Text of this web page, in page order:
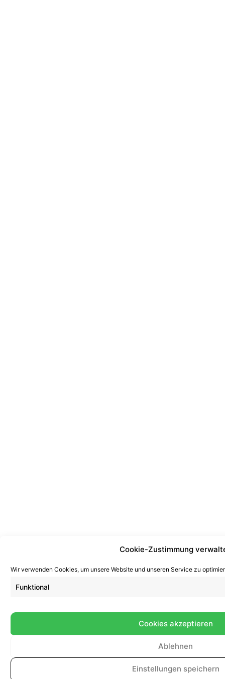
Cookie-Zustimmung
Wir verwenden Cookies, um unsere Website und unseren Service zu
Funktional
Cookies akzeptieren
Ablehnen
Einstellungen speichern